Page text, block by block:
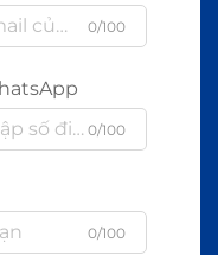
0/100
0/100
0/100